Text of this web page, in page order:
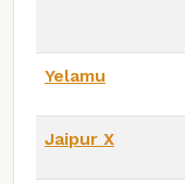
Yelamu
Jaipur X